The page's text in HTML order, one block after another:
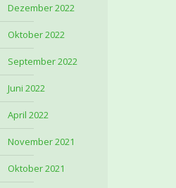
Dezember 2022
Oktober 2022
September 2022
Juni 2022
April 2022
November 2021
Oktober 2021